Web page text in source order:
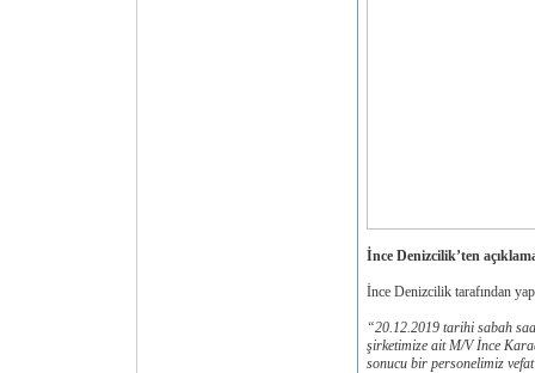
İnce Denizcilik’ten
İnce Denizcilik tarafından
“20.12.2019 tarihi sabah
şirketimize ait M/V İnce
sonucu bir personelimiz